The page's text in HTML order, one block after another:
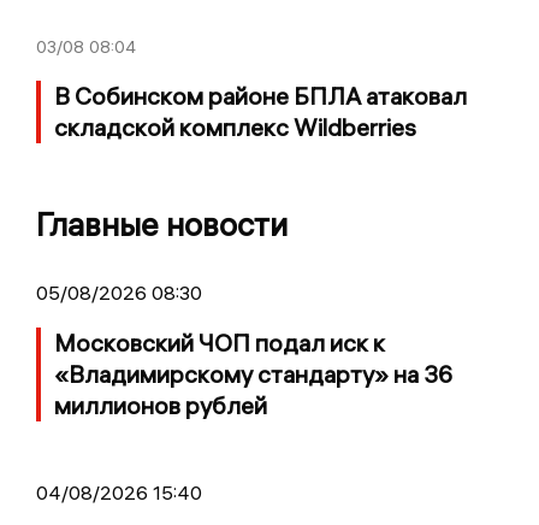
03/08 08:04
В Собинском районе БПЛА атаковал
складской комплекс Wildberries
Главные новости
05/08/2026 08:30
Московский ЧОП подал иск к
«Владимирскому стандарту» на 36
миллионов рублей
04/08/2026 15:40